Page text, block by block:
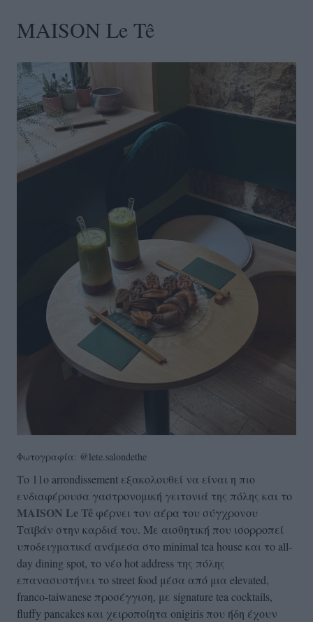
MAISON Le Tê
Φωτογραφία: @lete.salondethe
Το 11ο arrondissement εξακολουθεί να είναι η πιο
ενδιαφέρουσα γαστρονομική γειτονιά της πόλης και το
MAISON LeTê φέρνει τον αέρα του σύγχρονου
Ταϊβάν στην καρδιά του. Με αισθητική που ισορροπεί
υποδειγματικά ανάμεσα στο minimal tea house και το all-
day dining spot, το νέο hot address της πόλης
επανασυστήνει το street food μέσα από μια elevated,
franco-taiwanese προσέγγιση, με signature tea cocktails,
fluffy pancakes και χειροποίητα onigiris που ήδη έχουν